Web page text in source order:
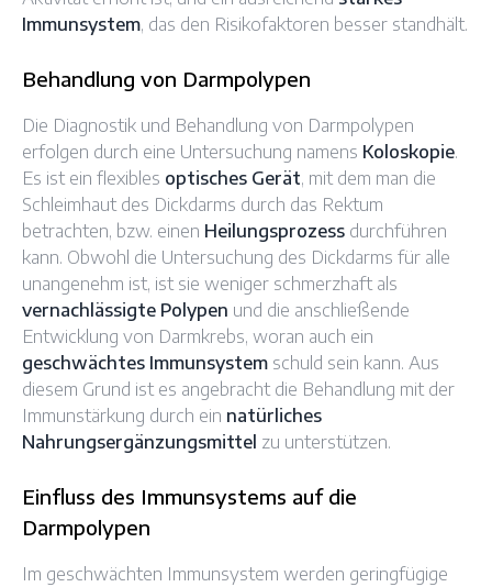
Immunsystem, das den Risikofaktoren besser standhält.
Behandlung von Darmpolypen
Die Diagnostik und Behandlung von Darmpolypen
erfolgen durch eine Untersuchung namens Koloskopie.
Es ist ein flexibles optisches Gerät, mit dem man die
Schleimhaut des Dickdarms durch das Rektum
betrachten, bzw. einen Heilungsprozess durchführen
kann. Obwohl die Untersuchung des Dickdarms für alle
unangenehm ist, ist sie weniger schmerzhaft als
vernachlässigte Polypen und die anschließende
Entwicklung von Darmkrebs, woran auch ein
geschwächtes Immunsystem schuld sein kann. Aus
diesem Grund ist es angebracht die Behandlung mit der
Immunstärkung durch ein natürliches
Nahrungsergänzungsmittel zu unterstützen.
Einfluss des Immunsystems auf die
Darmpolypen
Im geschwächten Immunsystem werden geringfügige